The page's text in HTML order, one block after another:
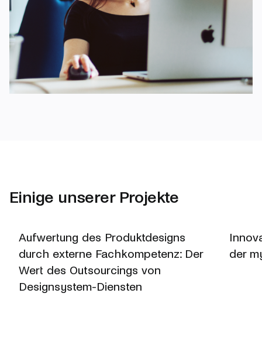
Einige unserer Projekte
Aufwertung des Produktdesigns
durch externe Fachkompetenz: Der
Wert des Outsourcings von
Designsystem-Diensten
der